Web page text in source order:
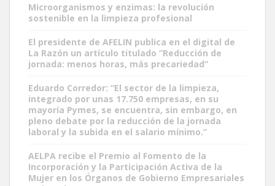
Microorganismos y enzimas: la revolución
sostenible en la limpieza profesional
El presidente de AFELIN publica en el digital de
La Razón un artículo titulado “Reducción de
jornada: menos horas, más precariedad”
Eduardo Corredor: “El sector de la limpieza,
integrado por unas 17.750 empresas, en su
mayoría Pymes, se encuentra, sin embargo, en
pleno debate por la reducción de la jornada
laboral y la subida en el salario mínimo.”
AELPA recibe el Premio al Fomento de la
Incorporación y la Participación Activa de la
Mujer en los Órganos de Gobierno Empresariales